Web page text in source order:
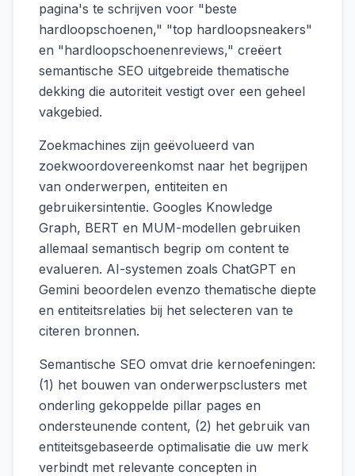
pagina's te schrijven voor "beste
hardloopschoenen," "top hardloopsneakers"
en "hardloopschoenenreviews," creëert
semantische SEO uitgebreide thematische
dekking die autoriteit vestigt over een geheel
vakgebied.
Zoekmachines zijn geëvolueerd van
zoekwoordovereenkomst naar het begrijpen
van onderwerpen, entiteiten en
gebruikersintentie. Googles Knowledge
Graph, BERT en MUM-modellen gebruiken
allemaal semantisch begrip om content te
evalueren. AI-systemen zoals ChatGPT en
Gemini beoordelen evenzo thematische diepte
en entiteitsrelaties bij het selecteren van te
citeren bronnen.
Semantische SEO omvat drie kernoefeningen:
(1) het bouwen van onderwerpsclusters met
onderling gekoppelde pillar pages en
ondersteunende content, (2) het gebruik van
entiteitsgebaseerde optimalisatie die uw merk
verbindt met relevante concepten in